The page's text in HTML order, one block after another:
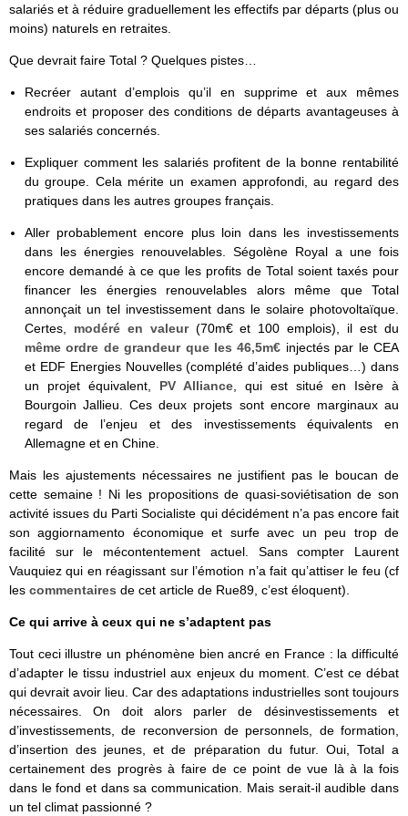
salariés et à réduire graduellement les effectifs par départs (plus ou
moins) naturels en retraites.
Que devrait faire Total ? Quelques pistes…
Recréer autant d’emplois qu’il en supprime et aux mêmes
endroits et proposer des conditions de départs avantageuses à
ses salariés concernés.
Expliquer comment les salariés profitent de la bonne rentabilité
du groupe. Cela mérite un examen approfondi, au regard des
pratiques dans les autres groupes français.
Aller probablement encore plus loin dans les investissements
dans les énergies renouvelables. Ségolène Royal a une fois
encore demandé à ce que les profits de Total soient taxés pour
financer les énergies renouvelables alors même que Total
annonçait un tel investissement dans le solaire photovoltaïque.
Certes, modéré en valeur(70m€ et 100 emplois), il est du
même ordre de grandeur que les 46,5m€ injectés par le CEA
et EDF Energies Nouvelles (complété d’aides publiques…) dans
un projet équivalent, PV Alliance, qui est situé en Isère à
Bourgoin Jallieu. Ces deux projets sont encore marginaux au
regard de l’enjeu et des investissements équivalents en
Allemagne et en Chine.
Mais les ajustements nécessaires ne justifient pas le boucan de
cette semaine ! Ni les propositions de quasi-soviétisation de son
activité issues du Parti Socialiste qui décidément n’a pas encore fait
son aggiornamento économique et surfe avec un peu trop de
facilité sur le mécontentement actuel. Sans compter Laurent
Vauquiez qui en réagissant sur l’émotion n’a fait qu’attiser le feu (cf
les commentaires de cet article de Rue89, c’est éloquent).
Ce qui arrive à ceux qui ne s’adaptent pas
Tout ceci illustre un phénomène bien ancré en France : la difficulté
d’adapter le tissu industriel aux enjeux du moment. C’est ce débat
qui devrait avoir lieu. Car des adaptations industrielles sont toujours
nécessaires. On doit alors parler de désinvestissements et
d’investissements, de reconversion de personnels, de formation,
d’insertion des jeunes, et de préparation du futur. Oui, Total a
certainement des progrès à faire de ce point de vue là à la fois
dans le fond et dans sa communication. Mais serait-il audible dans
un tel climat passionné ?